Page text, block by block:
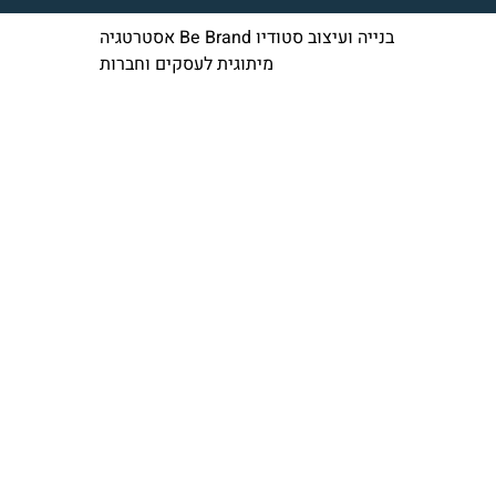
בנייה ועיצוב סטודיו Be Brand אסטרטגיה
מיתוגית לעסקים וחברות